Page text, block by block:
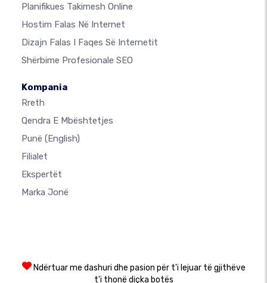
Planifikues Takimesh Online
Hostim Falas Në Internet
Dizajn Falas I Faqes Së Internetit
Shërbime Profesionale SEO
Kompania
Rreth
Qendra E Mbështetjes
Punë (English)
Filialet
Ekspertët
Marka Jonë
Ndërtuar me dashuri dhe pasion për t'i lejuar të gjithëve
t'i thonë diçka botës